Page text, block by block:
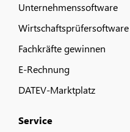
Unternehmenssoftware
Wirtschaftsprüfersoftware
Fachkräfte gewinnen
E-Rechnung
DATEV-Marktplatz
Service